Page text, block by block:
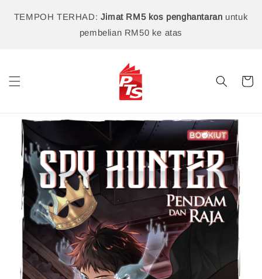
TEMPOH TERHAD: Jimat RM5 kos penghantaran untuk
pembelian RM50 ke atas